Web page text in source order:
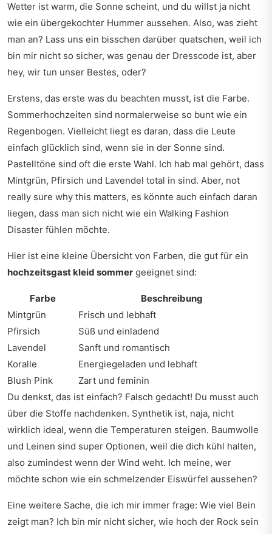
Wetter ist warm, die Sonne scheint, und du willst ja nicht
wie ein übergekochter Hummer aussehen. Also, was zieht
man an? Lass uns ein bisschen darüber quatschen, weil ich
bin mir nicht so sicher, was genau der Dresscode ist, aber
hey, wir tun unser Bestes, oder?
Erstens, das erste was du beachten musst, ist die Farbe.
Sommerhochzeiten sind normalerweise so bunt wie ein
Regenbogen. Vielleicht liegt es daran, dass die Leute
einfach glücklich sind, wenn sie in der Sonne sind.
Pastelltöne sind oft die erste Wahl. Ich hab mal gehört, dass
Mintgrün, Pfirsich und Lavendel total in sind. Aber, not
really sure why this matters, es könnte auch einfach daran
liegen, dass man sich nicht wie ein Walking Fashion
Disaster fühlen möchte.
Hier ist eine kleine Übersicht von Farben, die gut für ein
hochzeitsgast kleid sommer geeignet sind:
Farbe
Beschreibung
Mintgrün
Frisch und lebhaft
Pfirsich
Süß und einladend
Lavendel
Sanft und romantisch
Koralle
Energiegeladen und lebhaft
Blush Pink
Zart und feminin
Du denkst, das ist einfach? Falsch gedacht! Du musst auch
über die Stoffe nachdenken. Synthetik ist, naja, nicht
wirklich ideal, wenn die Temperaturen steigen. Baumwolle
und Leinen sind super Optionen, weil die dich kühl halten,
also zumindest wenn der Wind weht. Ich meine, wer
möchte schon wie ein schmelzender Eiswürfel aussehen?
Eine weitere Sache, die ich mir immer frage: Wie viel Bein
zeigt man? Ich bin mir nicht sicher, wie hoch der Rock sein